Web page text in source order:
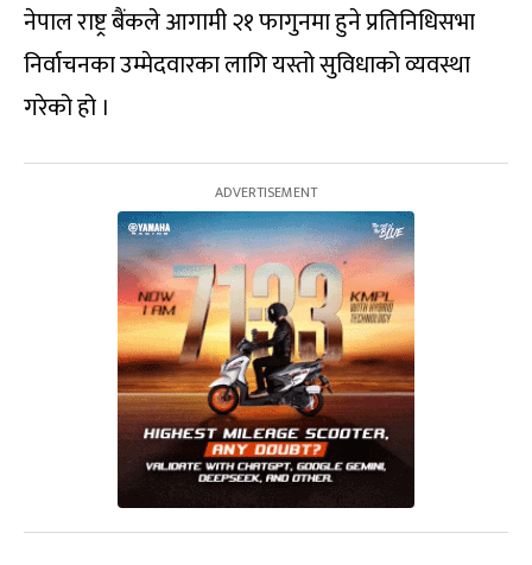
नेपाल राष्ट्र बैंकले आगामी २१ फागुनमा हुने प्रतिनिधिसभा
निर्वाचनका उम्मेदवारका लागि यस्तो सुविधाको व्यवस्था
गरेको हो ।